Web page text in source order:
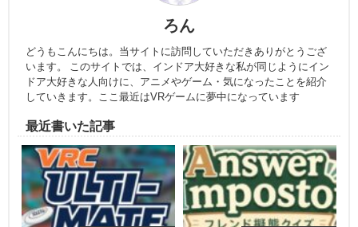
ろん
どうもこんにちは。当サイトに訪問していただきありがとうござ
います。 このサイトでは、インドア大好きな私が同じようにイン
ドア大好きな人向けに、アニメやゲーム・気になったことを紹介
していきます。ここ最近はVRゲームに夢中になっています
最近書いた記事